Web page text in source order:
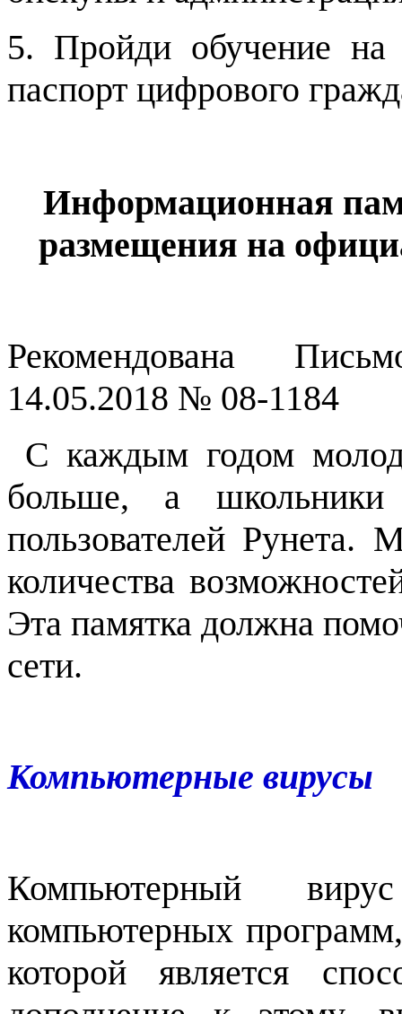
5. Пройди обучение на
паспорт цифрового
Информационная
размещения на
Рекомендована
14.05.2018 № 08-1184
С каждым годом
больше, а
пользователей
количества
Эта памятка должна
сети.
Компьютерные вирусы
Компьютерный
компьютерных
которой является